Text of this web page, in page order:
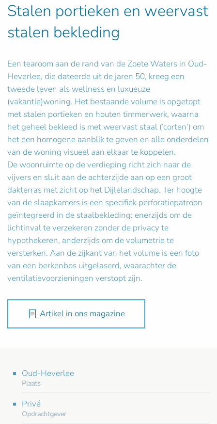
Stalen portieken en weervast
stalen bekleding
Een tearoom aan de rand van de Zoete Waters in Oud-
Heverlee, die dateerde uit de jaren 50, kreeg een
tweede leven als wellness en luxueuze
(vakantie)woning. Het bestaande volume is opgetopt
met stalen portieken en houten timmerwerk, waarna
het geheel bekleed is met weervast staal (‘corten‘) om
het een homogene aanblik te geven en alle onderdelen
van de woning visueel aan elkaar te koppelen.
De woonruimte op de verdieping richt zich naar de
vijvers en sluit aan de achterzijde aan op een groot
dakterras met zicht op het Dijlelandschap. Ter hoogte
van de slaapkamers is een specifiek perforatiepatroon
geïntegreerd in de staalbekleding: enerzijds om de
lichtinval te verzekeren zonder de privacy te
hypothekeren, anderzijds om de volumetrie te
versterken. Aan de zijkant van het volume is een foto
van een berkenbos uitgelaserd, waarachter de
ventilatievoorzieningen verstopt zijn.
Artikel in ons magazine
Oud-Heverlee
Plaats
Privé
Opdrachtgever